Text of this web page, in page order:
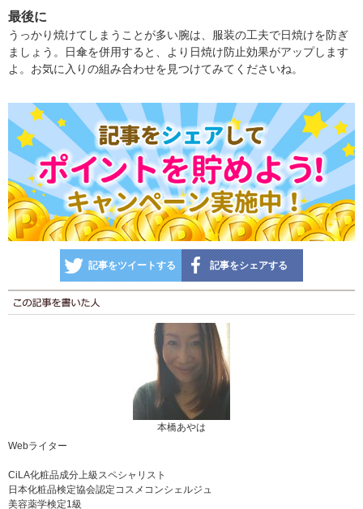
最後に
うっかり焼けてしまうことが多い腕は、服装の工夫で日焼けを防ぎ
ましょう。日傘を併用すると、より日焼け防止効果がアップします
よ。お気に入りの組み合わせを見つけてみてくださいね。
記事をツイートする 記事をシェアする
本橋あやは
Webライター
CiLA化粧品成分上級スペシャリスト
日本化粧品検定協会認定コスメコンシェルジュ
美容薬学検定1級